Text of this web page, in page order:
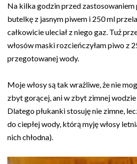
Na kilka godzin przed zastosowaniem
butelkę z jasnym piwem i 250 ml
całkowicie uleciał z niego gaz. Tuż
włosów maski rozcieńczyłam piwo z
przegotowanej wody.
Moje włosy są tak wrażliwe, że nie
zbyt gorącej, ani w zbyt zimnej wodzie
Dlatego płukanki stosuję nie zimne,
do ciepłej wody, którą myję włosy
nich chłodna).